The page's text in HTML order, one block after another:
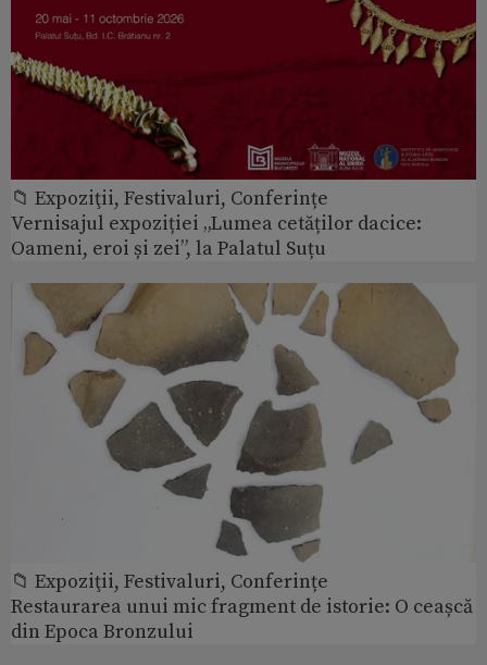
📁 Expoziţii, Festivaluri, Conferințe
Vernisajul expoziției „Lumea cetăților dacice:
Oameni, eroi și zei”, la Palatul Suțu
📁 Expoziţii, Festivaluri, Conferințe
Restaurarea unui mic fragment de istorie: O ceașcă
din Epoca Bronzului